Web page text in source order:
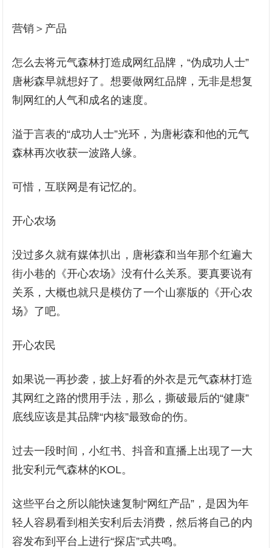
营销＞产品
怎么去将元气森林打造成网红品牌，“伪成功人士”
唐彬森早就想好了。想要做网红品牌，无非是想复
制网红的人气和成名的速度。
溢于言表的“成功人士”光环，为唐彬森和他的元气
森林再次收获一波路人缘。
可惜，互联网是有记忆的。
开心农场
没过多久就有媒体扒出，唐彬森和当年那个红遍大
街小巷的《开心农场》没有什么关系。要真要说有
关系，大概也就只是模仿了一个山寨版的《开心农
场》了吧。
开心农民
如果说一再抄袭，披上好看的外衣是元气森林打造
其网红之路的惯用手法，那么，撕破最后的“健康”
底线应该是其品牌“内核”最致命的伤。
过去一段时间，小红书、抖音和直播上出现了一大
批安利元气森林的KOL。
这些平台之所以能快速复制“网红产品”，是因为年
轻人容易看到相关安利后去消费，然后将自己的内
容发布到平台上进行“探店”式共鸣。